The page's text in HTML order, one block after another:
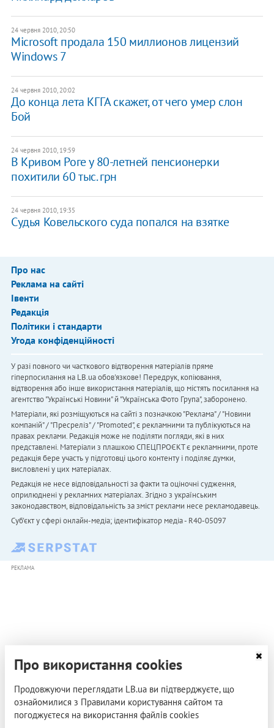
24 червня 2010, 20:50
Microsoft продала 150 миллионов лицензий
Windows 7
24 червня 2010, 20:02
До конца лета КГГА скажет, от чего умер слон
Бой
24 червня 2010, 19:59
В Кривом Роге у 80-летней пенсионерки
похитили 60 тыс. грн
24 червня 2010, 19:35
Судья Ковельского суда попался на взятке
Про нас
Реклама на сайті
Івенти
Редакція
Політики і стандарти
Угода конфіденційності
У разі повного чи часткового відтворення матеріалів пряме
гіперпосилання на LB.ua обов'язкове! Передрук, копіювання,
відтворення або інше використання матеріалів, що містять посилання на
агентство "Українськi Новини" й "Українська Фото Група", заборонено.
Матеріали, які розміщуються на сайті з позначкою "Реклама" / "Новини
компаній" / "Пресреліз" / "Promoted", є рекламними та публікуються на
правах реклами. Редакція може не поділяти погляди, які в них
представлені. Матеріали з плашкою СПЕЦПРОЄКТ є рекламними, проте
редакція бере участь у підготовці цього контенту і поділяє думки,
висловлені у цих матеріалах.
Редакція не несе відповідальності за факти та оціночні судження,
оприлюднені у рекламних матеріалах. Згідно з українським
законодавством, відповідальність за зміст реклами несе рекламодавець.
Cуб'єкт у сфері онлайн-медіа; ідентифікатор медіа - R40-05097
РЕКЛАМА
Про використання cookies
Продовжуючи переглядати LB.ua ви підтверджуєте, що
ознайомилися з Правилами користування сайтом та
погоджуєтеся на використання файлів cookies